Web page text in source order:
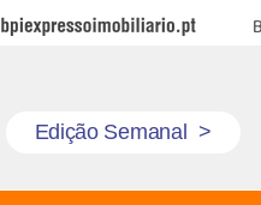
BPI Expresso Imobiliário
Edição Semanal >